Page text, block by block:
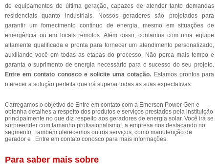
de equipamentos de última geração, capazes de atender tanto demandas
residenciais quanto industriais. Nossos geradores são projetados para
garantir um fornecimento contínuo de energia, mesmo em situações de
emergência ou em locais remotos. Além disso, contamos com uma equipe
altamente qualificada e pronta para fornecer um atendimento personalizado,
auxiliando você em todas as etapas do processo. Não perca mais tempo e
garanta o suprimento de energia necessário para o sucesso do seu projeto.
Entre em contato conosco e solicite uma cotação. Estamos prontos para
oferecer a solução perfeita que irá superar todas as suas expectativas.
Carregamos o objetivo de Entre em contato com a Emerson Power Gen e
obtenha detalhes a respeito dos produtos e serviços prestados pela instituição
principalmente no que diz respeito aos geradores de energia solar. Você irá se
surpreender com tamanho profissionalismo!, a empresa nos destacando no
segmento. Também oferecemos outros serviços, como manutenção de
gerador e . Entre em contato conosco para mais informações.
Para saber mais sobre